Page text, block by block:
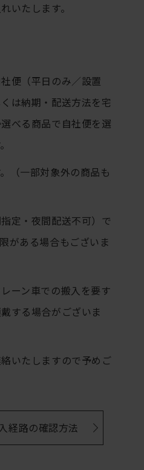
いたします。
便（平日のみ／設置
は納期・配送方法を宅
べる商品で自社便を選
（一部対象外の商品も
定・夜間配送不可）で
がある場合もございま
ーン車での搬入を要す
する場合がございま
いたしますので予めご
経路の確認方法